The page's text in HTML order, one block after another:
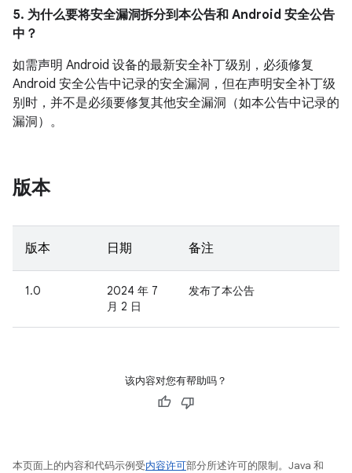
5. 为什么要将安全漏洞拆分到本公告和 Android 安全公告
中？
如需声明 Android 设备的最新安全补丁级别，必须修复
Android 安全公告中记录的安全漏洞，但在声明安全补丁级
别时，并不是必须要修复其他安全漏洞（如本公告中记录的
漏洞）。
版本
版本 日期 备注
1.0
2024 年 7
月 2 日
发布了本公告
该内容对您有帮助吗？
本页面上的内容和代码示例受内容许可部分所述许可的限制。Java 和